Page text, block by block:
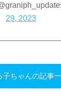
29, 2023
子ちゃんの記事